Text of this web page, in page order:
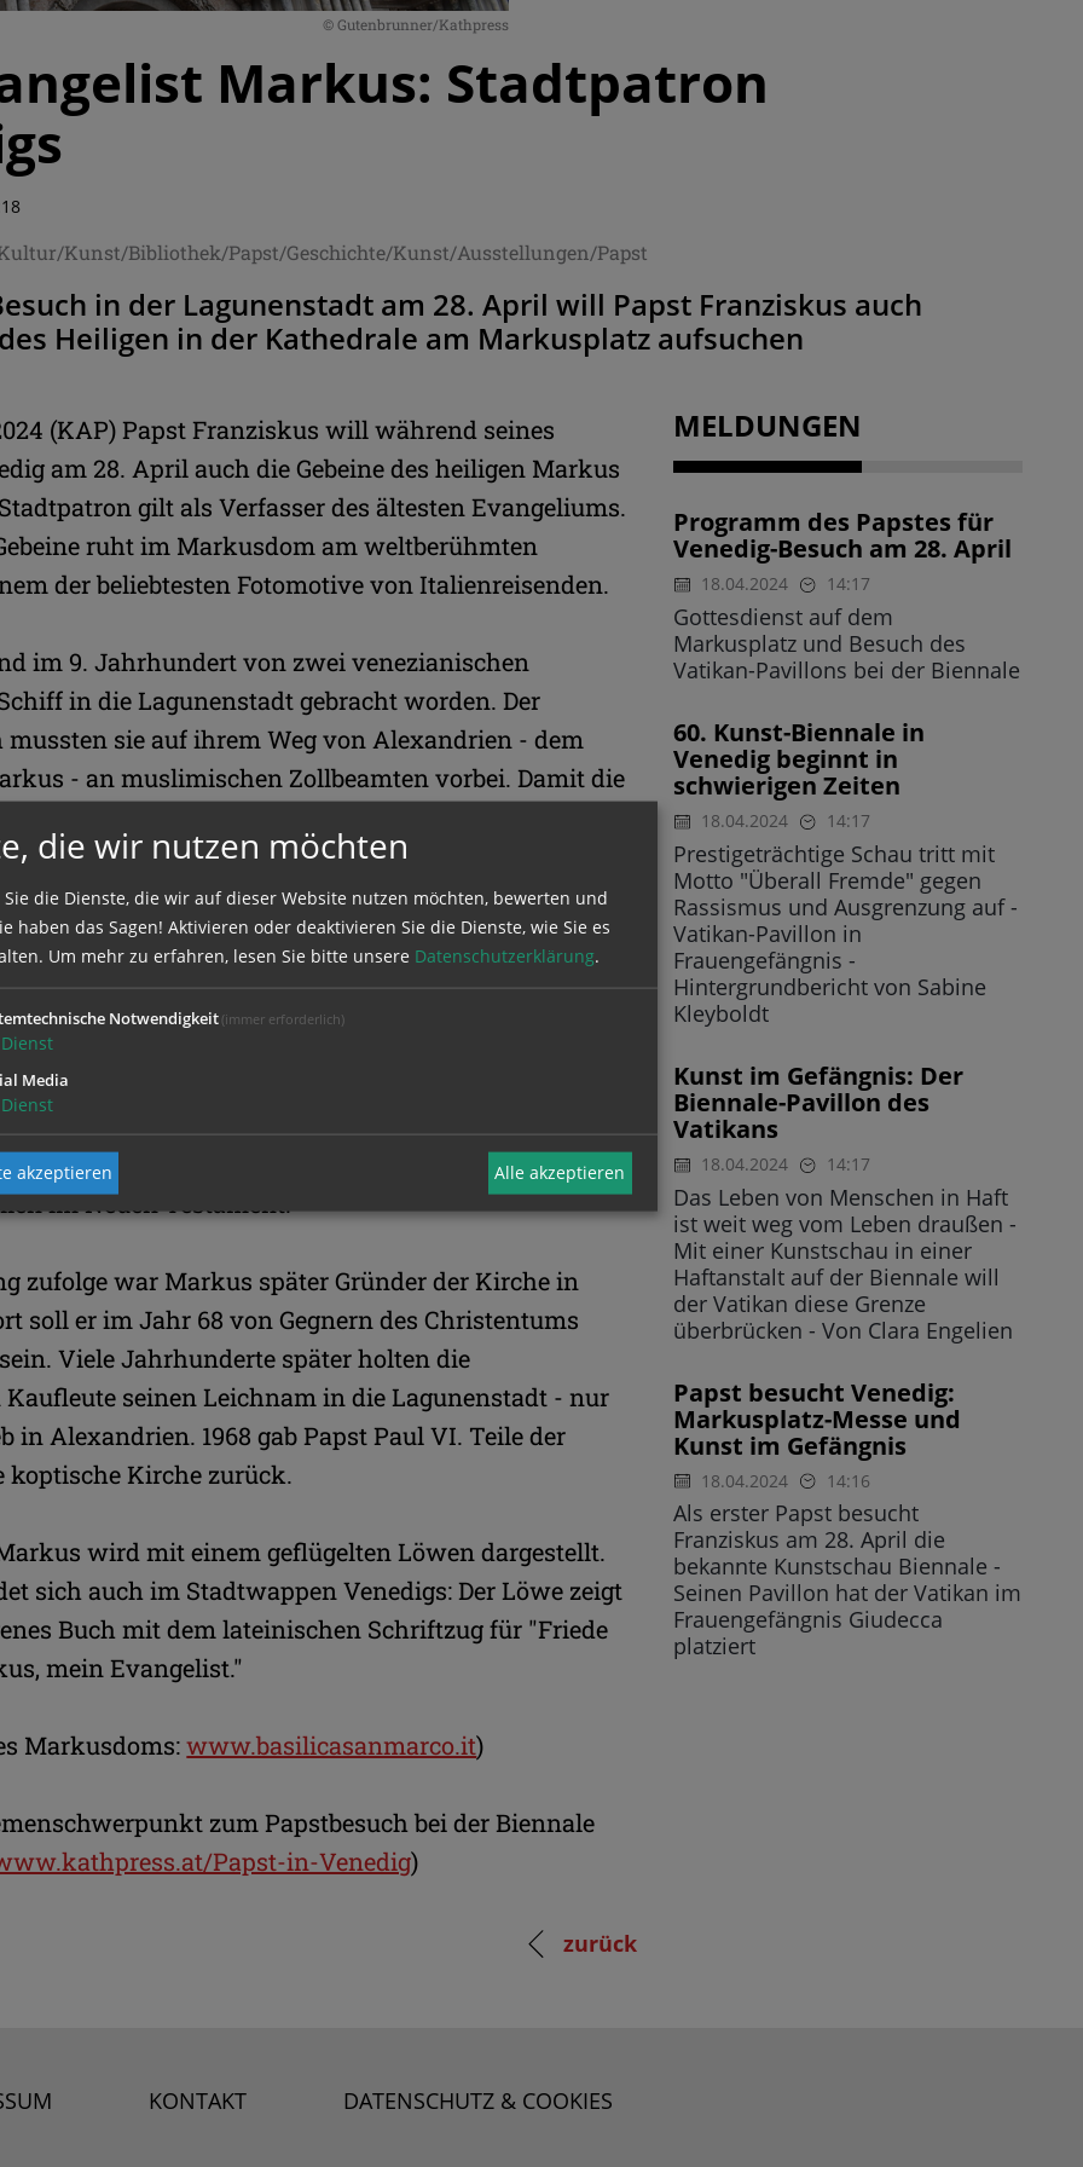
© Gutenbrunner/Kathpress
Markus: Stadtpatron
Kunst/Bibliothek/Papst/Geschichte/Kunst/Ausstellungen/Papst
in der Lagunenstadt am 28. April will Papst Franziskus auch
Heiligen in der Kathedrale am Markusplatz aufsuchen
(KAP) Papst Franziskus will während seines
am 28. April auch die Gebeine des heiligen Markus
gilt als Verfasser des ältesten Evangeliums.
ruht im Markusdom am weltberühmten
der beliebtesten Fotomotive von Italienreisenden.
im 9. Jahrhundert von zwei venezianischen
in die Lagunenstadt gebracht worden. Der
sie auf ihrem Weg von Alexandrien - dem
- an muslimischen Zollbeamten vorbei. Damit die
auffiel, sollen sie sie unter einer Ladung
versteckt haben.
vermutlich kurz nach dem Jahr Null im heutigen
Jerusalem soll er sich den ersten Christen und dem
haben. Später war er wohl für den
Dolmetscher in Rom tätig. Seinen Bericht über die
Jesu soll Markus auf Grundlage von
verfasst haben. Selbst hatte er Jesus vermutlich
Das "Evangelium nach Markus" gilt als das älteste
im Neuen Testament.
zufolge war Markus später Gründer der Kirche in
soll er im Jahr 68 von Gegnern des Christentums
Viele Jahrhunderte später holten die
seinen Leichnam in die Lagunenstadt - nur
in Alexandrien. 1968 gab Papst Paul VI. Teile der
koptische Kirche zurück.
wird mit einem geflügelten Löwen dargestellt.
sich auch im Stadtwappen Venedigs: Der Löwe zeigt
Buch mit dem lateinischen Schriftzug für "Friede
mein Evangelist."
Markusdoms:www.basilicasanmarco.it)
zum Papstbesuch bei der Biennale
Papst-in-Venedig)
zurück
MELDUNGEN
Programm des Papstes für
Venedig-Besuch am 28. April
18.04.2024 14:17
Gottesdienst auf dem
Markusplatz und Besuch des
Vatikan-Pavillons bei der Biennale
60. Kunst-Biennale in
Venedig beginnt in
schwierigen Zeiten
18.04.2024 14:17
Prestigeträchtige Schau tritt mit
Motto "Überall Fremde" gegen
Rassismus und Ausgrenzung auf -
Vatikan-Pavillon in
Frauengefängnis -
Hintergrundbericht von Sabine
Kleyboldt
Kunst im Gefängnis: Der
Biennale-Pavillon des
Vatikans
18.04.2024 14:17
Das Leben von Menschen in Haft
ist weit weg vom Leben draußen -
Mit einer Kunstschau in einer
Haftanstalt auf der Biennale will
der Vatikan diese Grenze
überbrücken - Von Clara Engelien
Papst besucht Venedig:
Markusplatz-Messe und
Kunst im Gefängnis
18.04.2024 14:16
Als erster Papst besucht
Franziskus am 28. April die
bekannte Kunstschau Biennale -
Seinen Pavillon hat der Vatikan im
Frauengefängnis Giudecca
platziert
KONTAKT DATENSCHUTZ & COOKIES
die wir nutzen möchten
Sie die Dienste, die wir auf dieser Website nutzen möchten, bewerten und
haben das Sagen! Aktivieren oder deaktivieren Sie die Dienste, wie Sie es
Um mehr zu erfahren, lesen Sie bitte unsere Datenschutzerklärung.
Notwendigkeit (immer erforderlich)
Dienst
Media
Dienst
akzeptieren Alle akzeptieren